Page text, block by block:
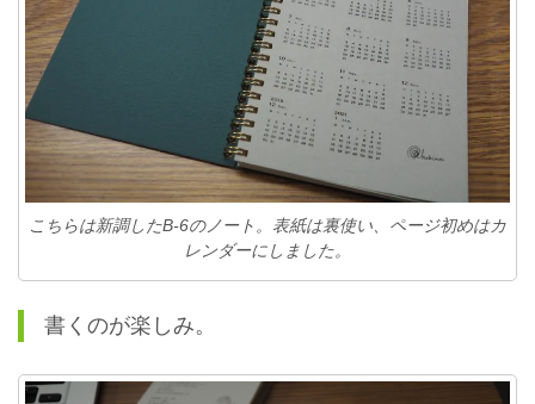
こちらは新調したB-6のノート。表紙は裏使い、ページ初めはカ
レンダーにしました。
書くのが楽しみ。